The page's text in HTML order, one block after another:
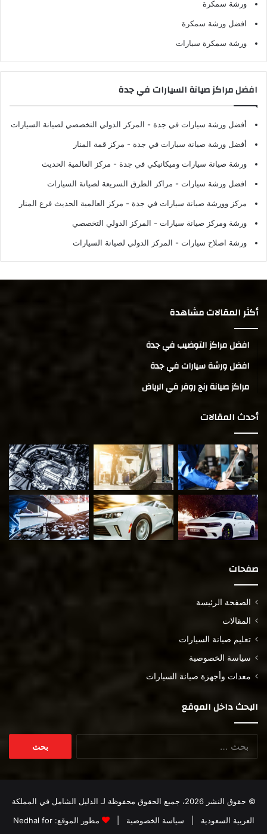
ورشة سمكرة
افضل ورشة سمكرة
ورشة سمكرة سيارات
افضل مراكز صيانة السيارات في جدة
أفضل ورشة سيارات في جدة - المركز الدولي التخصصي لصيانة السيارات
أفضل ورشة صيانة سيارات في جدة - مركز قمة المنار
ورشة صيانة سيارات وميكانيكي في جدة - مركز العالمية الحديث
افضل ورشة سيارات - مراكز الطرق السريعة لصيانة السيارات
مركز وورشة صيانة سيارات في جدة - مركز العالمية الحديث فرع المنار
ورشة ومركز صيانة سيارات - المركز الدولي التخصصي
ورشة اصلاح سيارات - المركز الدولي لصيانة السيارات
أكثر المقالات مشاهدة
افضل مراكز التوضيب في جدة
افضل ورشة سيارات في جدة
مراكز صيانة رنج روفر في الرياض
أحدث المقالات
صفحات
الصفحة الرئيسة
المقالات
تعليم صيانة السيارات
سياسة الخصوصية
معدات وأجهزة صيانة السيارات
البحث داخل الموقع
© حقوق النشر 2026، جميع الحقوق محفوظة لـ
الدليل الشامل في المملكة
العربية السعودية
سياسة الخصوصية | مطور الموقع:Nedhal for